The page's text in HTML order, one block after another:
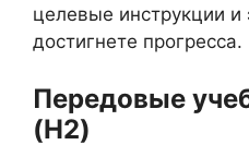
целевые инструкции и
достигнете прогресса.
Передовые
(H2)